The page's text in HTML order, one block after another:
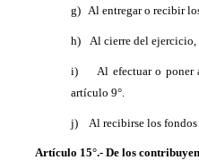
g) Al entregar o recibir
h) Al cierre del ejercicio,
i)
Al efectuar o poner
artículo 9°.
j) Al recibirse los
Artículo 15°.- De los